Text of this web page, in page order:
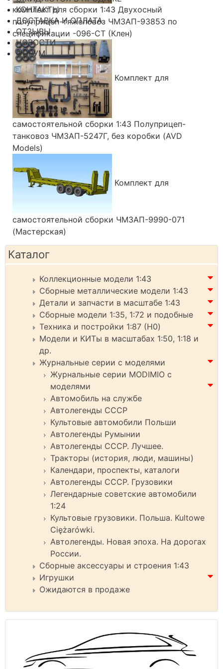
КОНТАКТЫ
ДОСТАВКА И ОПЛАТА
ОТЗЫВЫ
НОВОСТИ
ФОРУМ
комплект для сборки 1:43 Двухосный
полуприцеп-тяжеловоз ЧМЗАП-93853 по
спецификации -096-СТ (Клен)
Комплект для
самостоятельной сборки 1:43 Полуприцеп-
танковоз ЧМЗАП-5247Г, без коробки (AVD
Models)
Комплект для
самостоятельной сборки ЧМЗАП-9990-071
(Мастерская)
Каталог
Коллекционные модели 1:43
Сборные металлические модели 1:43
Детали и запчасти в масштабе 1:43
Сборные модели 1:35, 1:72 и подобные
Техника и постройки 1:87 (H0)
Модели и КИТы в масштабах 1:50, 1:18 и
др.
Журнальные серии с моделями
Журнальные серии MODIMIO с
моделями
Автомобиль на службе
Автолегенды СССР
Культовые автомобили Польши
Автолегенды Румынии
Автолегенды СССР. Лучшее.
Тракторы (история, люди, машины)
Календари, проспекты, каталоги
Автолегенды СССР. Грузовики
Легендарные советские автомобили
1:24
Культовые грузовики. Польша. Kultowe
Ciężarówki.
Автолегенды. Новая эпоха. На дорогах
России.
Сборные аксессуары и строения 1:43
Игрушки
Ожидаются в продаже